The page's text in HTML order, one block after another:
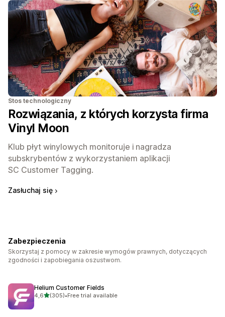
Stos technologiczny
Rozwiązania, z których korzysta firma
Vinyl Moon
Klub płyt winylowych monitoruje i nagradza
subskrybentów z wykorzystaniem aplikacji
SC Customer Tagging.
Zasłuchaj się
Zabezpieczenia
Skorzystaj z pomocy w zakresie wymogów prawnych, dotyczących
zgodności i zapobiegania oszustwom.
Helium Customer Fields
4,6na 5 gwiazdek
(305)
Łączna liczba recenzji: 305
•Free trial available